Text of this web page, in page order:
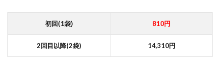
初回(1袋) 810円
2回目以降(2袋) 14,310円